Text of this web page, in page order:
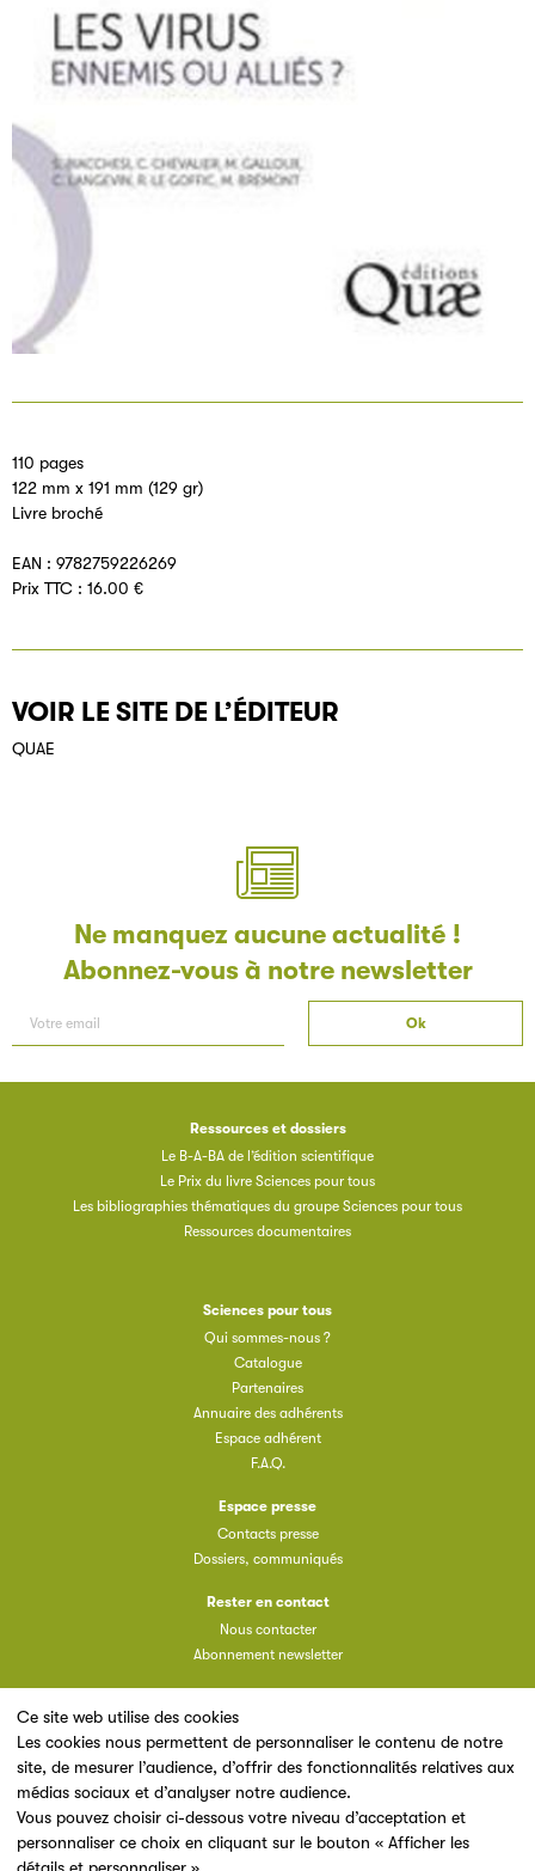
Ce site web utilise des cookies
Les cookies nous permettent de personnaliser le contenu de notre
site, de mesurer l’audience, d’offrir des fonctionnalités relatives aux
médias sociaux et d’analyser notre audience.
Vous pouvez choisir ci-dessous votre niveau d’acceptation et
personnaliser ce choix en cliquant sur le bouton « Afficher les
110 pages
122 mm x 191 mm (129 gr)
Livre broché
EAN : 9782759226269
Prix TTC : 16.00 €
VOIR LE SITE DE L’ÉDITEUR
QUAE
Ne manquez aucune actualité !
Abonnez-vous à notre newsletter
Ressources et dossiers
Le B-A-BA de l’édition scientifique
Le Prix du livre Sciences pour tous
Les bibliographies thématiques du groupe Sciences pour tous
Ressources documentaires
Sciences pour tous
Qui sommes-nous ?
Catalogue
Partenaires
Annuaire des adhérents
Espace adhérent
F.A.Q.
Espace presse
Contacts presse
Dossiers, communiqués
Rester en contact
Nous contacter
Abonnement newsletter
Un site du